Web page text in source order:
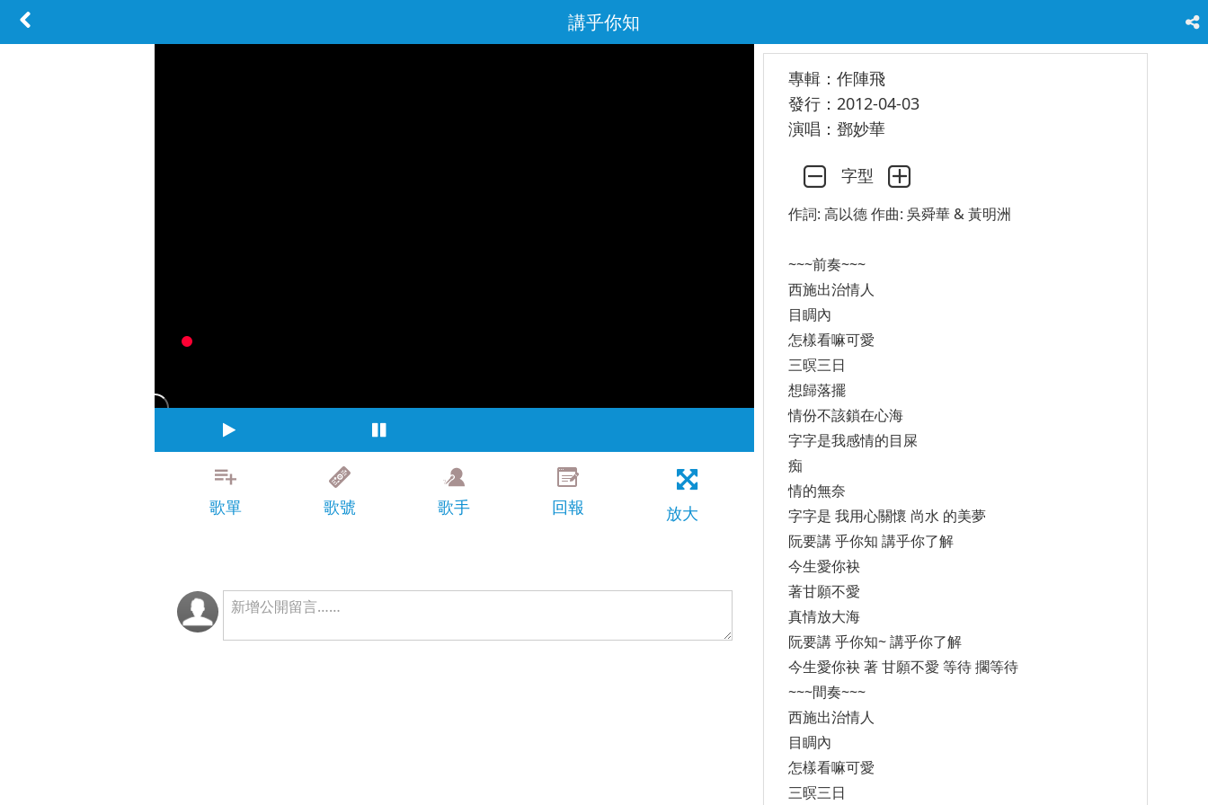
講乎你知
歌單 歌號 歌手 回報 放大
專輯：作陣飛
發行：2012-04-03
演唱：鄧妙華
字型
作詞: 高以德 作曲: 吳舜華 & 黃明洲
~~~前奏~~~
西施出治情人
目睭內
怎樣看嘛可愛
三暝三日
想歸落擺
情份不該鎖在心海
字字是我感情的目屎
痴
情的無奈
字字是 我用心關懷 尚水 的美夢
阮要講 乎你知 講乎你了解
今生愛你袂
著甘願不愛
真情放大海
阮要講 乎你知~ 講乎你了解
今生愛你袂 著 甘願不愛 等待 擱等待
~~~間奏~~~
西施出治情人
目睭內
怎樣看嘛可愛
三暝三日